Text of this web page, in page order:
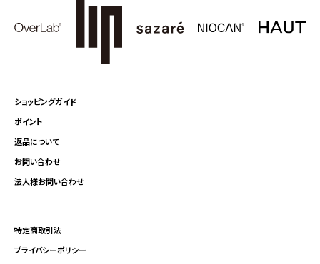
ショッピングガイド
ポイント
返品について
お問い合わせ
法人様お問い合わせ
特定商取引法
プライバシーポリシー